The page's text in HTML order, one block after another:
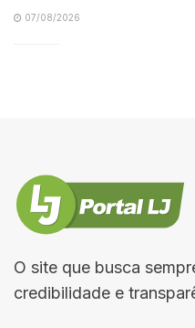
07/08/2026
O site que busca
credibilidade e